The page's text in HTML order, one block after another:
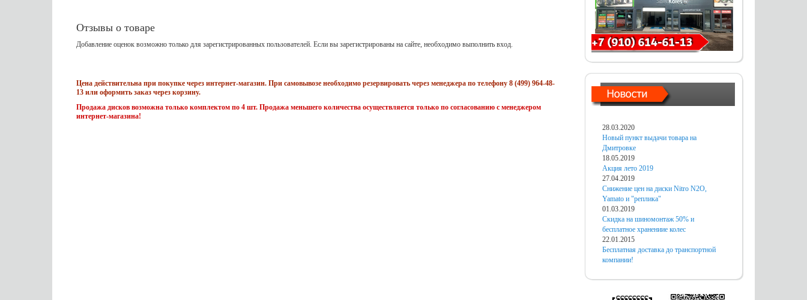
Отзывы о товаре
Добавление оценок возможно только для зарегистрированных пользователей. Если вы зарегистрированы на сайте, необходимо выполнить вход.
Цена действительна при покупке через интернет-магазин. При самовывозе необходимо резервировать через менеджера по телефону 8 (499) 964-48-
13 или оформить заказ через корзину.
Продажа дисков возможна только комплектом по 4 шт. Продажа меньшего количества осуществляется только по согласованию с менеджером
интернет-магазина!
28.03.2020
Новый пункт выдачи товара на
Дмитровке
18.05.2019
Акция лето 2019
27.04.2019
Снижение цен на диски Nitro N2O,
Yamato и "реплика"
01.03.2019
Скидка на шиномонтаж 50% и
бесплатное хранениие колес
22.01.2015
Бесплатная доставка до транспортной
компании!